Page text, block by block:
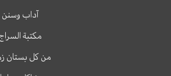
آداب وسنن
مكتبة
من كل بستان